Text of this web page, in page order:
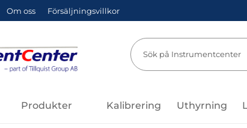
Om oss Försäljningsvillkor
Sök
Produkter Kalibrering Uthyrning